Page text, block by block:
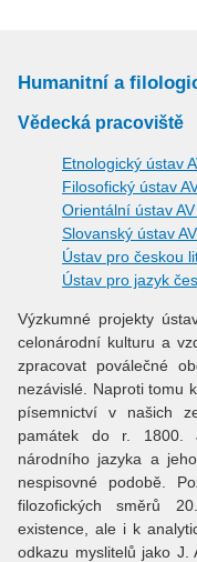
Humanitní a
Vědecká pracoviště
Etnologický ústav
Filosofický ústav
Orientální ústav AV
Slovanský ústav
Ústav pro českou
Ústav pro jazyk
Výzkumné projekty
celonárodní kulturu a
zpracovat poválečné
nezávislé. Naproti tomu
písemnictví v našich
památek do r. 1800.
národního jazyka a
nespisovné podobě.
filozofických směrů
existence, ale i k
odkazu myslitelů jako J.